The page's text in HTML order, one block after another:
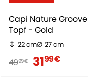
Capi Nature Groove
Topf - Gold
22 cm 27 cm
4999 € 3199 €